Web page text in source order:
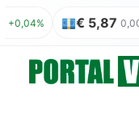
€ 5,87 0,00%